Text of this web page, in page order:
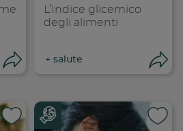
L’Indice glicemico
degli alimenti
+ salute